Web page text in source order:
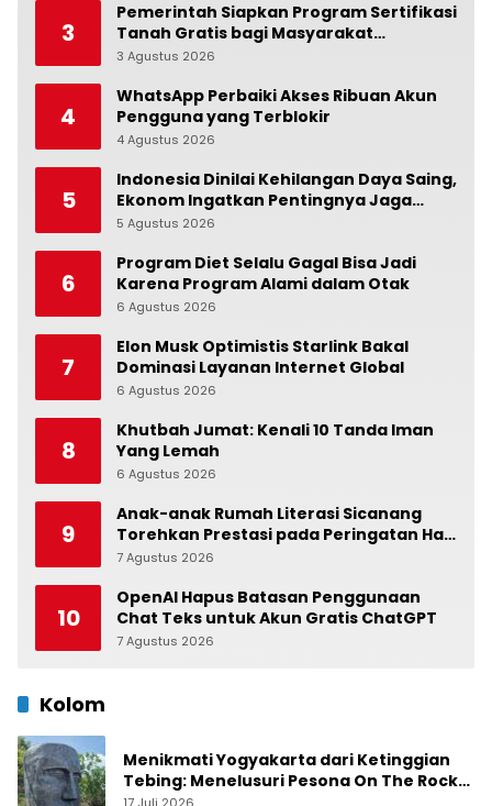
3
Pemerintah Siapkan Program Sertifikasi
Tanah Gratis bagi Masyarakat
Berpenghasilan Rendah
3 Agustus 2026
4
WhatsApp Perbaiki Akses Ribuan Akun
Pengguna yang Terblokir
4 Agustus 2026
5
Indonesia Dinilai Kehilangan Daya Saing,
Ekonom Ingatkan Pentingnya Jaga
Independensi Bank Indonesia
5 Agustus 2026
6
Program Diet Selalu Gagal Bisa Jadi
Karena Program Alami dalam Otak
6 Agustus 2026
7
Elon Musk Optimistis Starlink Bakal
Dominasi Layanan Internet Global
6 Agustus 2026
8
Khutbah Jumat: Kenali 10 Tanda Iman
Yang Lemah
6 Agustus 2026
9
Anak-anak Rumah Literasi Sicanang
Torehkan Prestasi pada Peringatan Hari
Anak Nasional di Kecamatan Medan
7 Agustus 2026
10
OpenAI Hapus Batasan Penggunaan
Chat Teks untuk Akun Gratis ChatGPT
7 Agustus 2026
Kolom
Menikmati Yogyakarta dari Ketinggian
Tebing: Menelusuri Pesona On The Rock